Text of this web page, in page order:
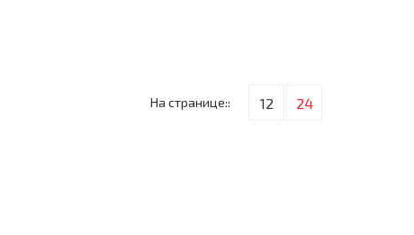
На странице:: 12 24